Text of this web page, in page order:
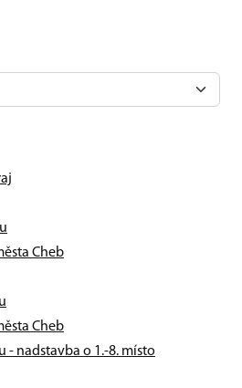
Cheb
Cheb
- nadstavba o 1.-8. místo